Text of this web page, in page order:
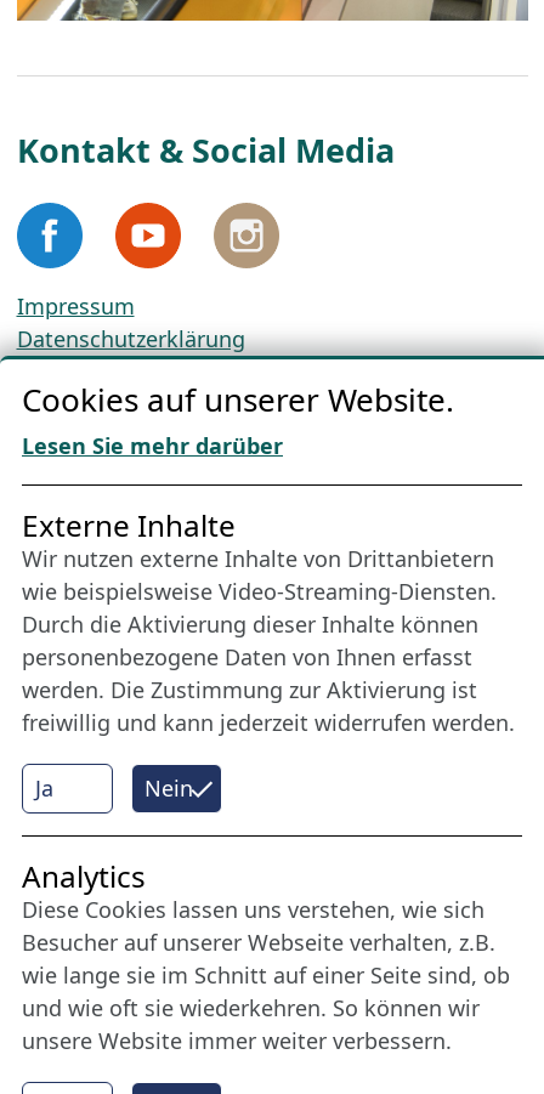
Kontakt & Social Media
Impressum
Datenschutzerklärung
AGBs
Download „Nordic Tango“
Freundes­kreis
Bleiben Sie uns das ganze Jahr über verbunden:
Werden Sie Freund der Nordischen Filmtage
Lübeck.
Mehr erfahren
Internet Partner
Cookies auf unserer Website.
Lesen Sie mehr darüber
Ja Nein
Externe Inhalte
Wir nutzen externe Inhalte von Drittanbietern
wie beispielsweise Video-Streaming-Diensten.
Durch die Aktivierung dieser Inhalte können
personenbezogene Daten von Ihnen erfasst
werden. Die Zustimmung zur Aktivierung ist
freiwillig und kann jederzeit widerrufen werden.
Analytics
Diese Cookies lassen uns verstehen, wie sich
Besucher auf unserer Webseite verhalten, z.B.
wie lange sie im Schnitt auf einer Seite sind, ob
und wie oft sie wiederkehren. So können wir
unsere Website immer weiter verbessern.